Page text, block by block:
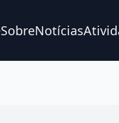
SobreNotícias